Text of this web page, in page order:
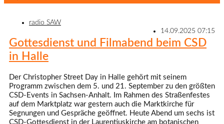
radio SAW
14.09.2025 07:15
Gottesdienst und Filmabend beim CSD
in Halle
Der Christopher Street Day in Halle gehört mit seinem
Programm zwischen dem 5. und 21. September zu den größten
CSD-Events in Sachsen-Anhalt. Im Rahmen des Straßenfestes
auf dem Marktplatz war gestern auch die Marktkirche für
Segnungen und Gespräche geöffnet. Heute Abend um sechs ist
CSD-Gottesdienst in der Laurentiuskirche am botanischen